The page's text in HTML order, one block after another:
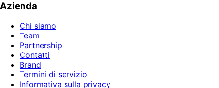
Azienda
Chi siamo
Team
Partnership
Contatti
Brand
Termini di servizio
Informativa sulla privacy